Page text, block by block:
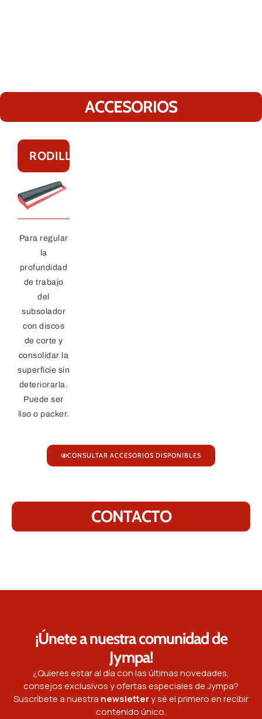
ACCESORIOS
RODILLO
Para regular
la
profundidad
de trabajo
del
subsolador
con discos
de corte y
consolidar la
superficie sin
deteriorarla.
Puede ser
liso o packer.
CONSULTAR ACCESORIOS DISPONIBLES
CONTACTO
¡Únete a nuestra comunidad de
Jympa!
¿Quieres estar al día con las últimas novedades,
consejos exclusivos y ofertas especiales de Jympa?
Suscríbete a nuestra newslettery sé el primero en recibir
contenido único.